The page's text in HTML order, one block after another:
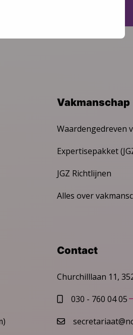
Vakmanschap
Waardengedreven
Expertisepakket
JGZ Richtlijnen
Alles over
Contact
Churchilllaan 11,
030 - 760 04 05